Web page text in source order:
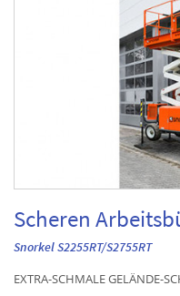
Scheren
Snorkel S2255RT/S2755RT
EXTRA-SCHMALE GELÄNDE-